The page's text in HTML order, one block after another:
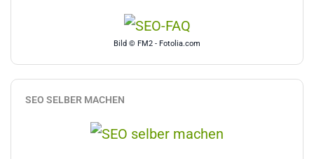
Bild © FM2 - Fotolia.com
SEO SELBER MACHEN